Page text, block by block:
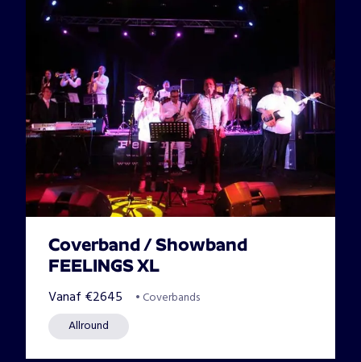
Coverband / Showband
FEELINGS XL
Vanaf €2645 • Coverbands
Allround